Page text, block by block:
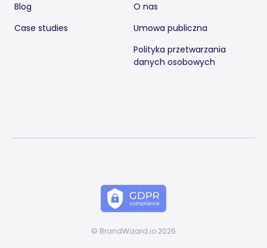
Blog
Case studies
O nas
Umowa publiczna
Polityka przetwarzania
danych osobowych
© BrandWizard.io 2026